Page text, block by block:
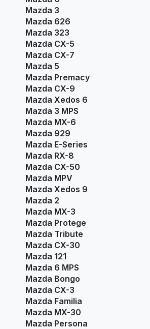
Mazda 3
Mazda 626
Mazda 323
Mazda CX-5
Mazda CX-7
Mazda 5
Mazda Premacy
Mazda CX-9
Mazda Xedos 6
Mazda 3 MPS
Mazda MX-6
Mazda 929
Mazda E-Series
Mazda RX-8
Mazda CX-50
Mazda MPV
Mazda Xedos 9
Mazda 2
Mazda MX-3
Mazda Protege
Mazda Tribute
Mazda CX-30
Mazda 121
Mazda 6 MPS
Mazda Bongo
Mazda CX-3
Mazda Familia
Mazda MX-30
Mazda Persona